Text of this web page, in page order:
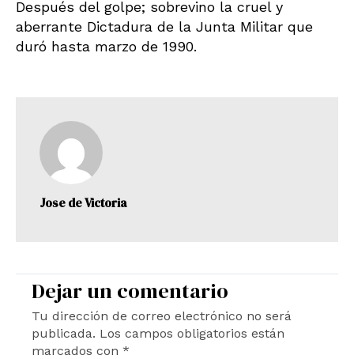
Después del golpe; sobrevino la cruel y
aberrante Dictadura de la Junta Militar que
duró hasta marzo de 1990.
Jose de Victoria
Dejar un comentario
Tu dirección de correo electrónico no será
publicada. Los campos obligatorios están
marcados con *